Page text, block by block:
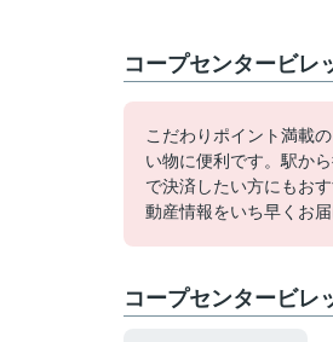
コープセンタービレ
こだわりポイント満載
い物に便利です。駅か
で決済したい方にもお
動産情報をいち早くお届
コープセンタービレ